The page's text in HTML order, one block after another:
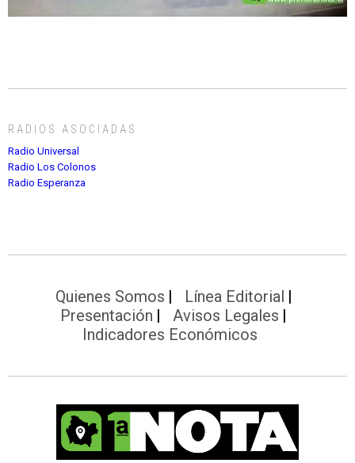
RADIOS ASOCIADAS
Radio Universal
Radio Los Colonos
Radio Esperanza
Quienes Somos
Línea Editorial
Presentación
Avisos Legales
Indicadores Económicos